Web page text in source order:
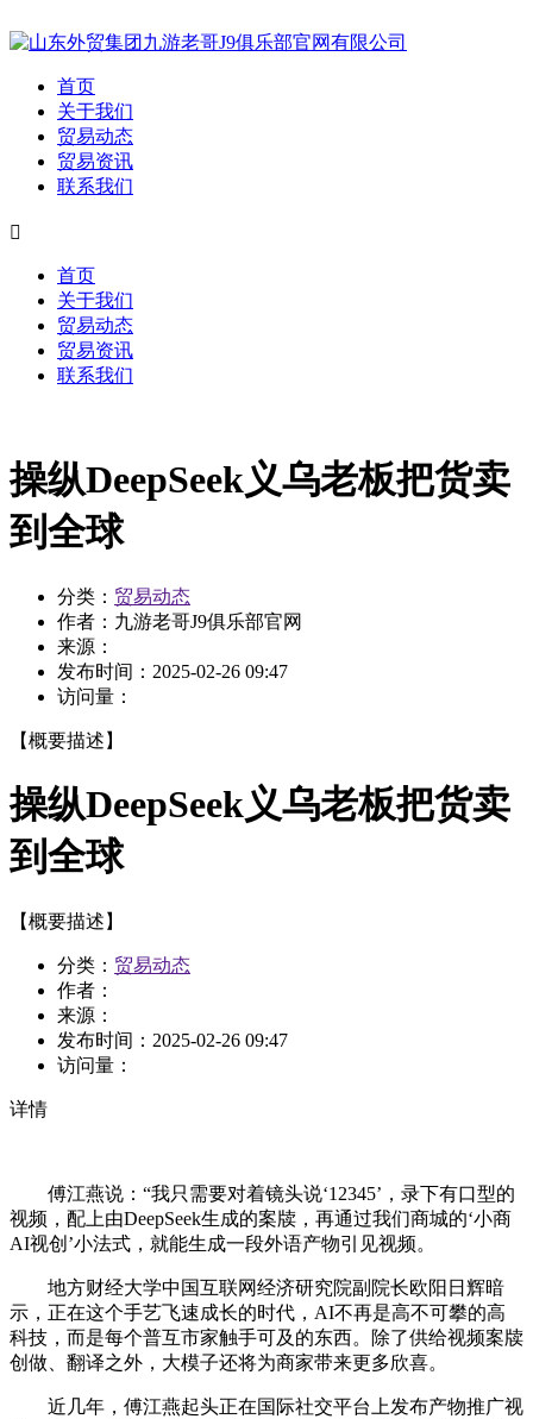
首页
关于我们
贸易动态
贸易资讯
联系我们

首页
关于我们
贸易动态
贸易资讯
联系我们
操纵DeepSeek义乌老板把货卖
到全球
分类： 贸易动态
作者： 九游老哥J9俱乐部官网
来源：
发布时间： 2025-02-26 09:47
访问量：
【概要描述】
操纵DeepSeek义乌老板把货卖
到全球
【概要描述】
分类： 贸易动态
作者：
来源：
发布时间： 2025-02-26 09:47
访问量：
详情
傅江燕说：“我只需要对着镜头说‘12345’，录下有口型的
视频，配上由DeepSeek生成的案牍，再通过我们商城的‘小商
AI视创’小法式，就能生成一段外语产物引见视频。
地方财经大学中国互联网经济研究院副院长欧阳日辉暗
示，正在这个手艺飞速成长的时代，AI不再是高不可攀的高
科技，而是每个普互市家触手可及的东西。除了供给视频案牍
创做、翻译之外，大模子还将为商家带来更多欣喜。
近几年，傅江燕起头正在国际社交平台上发布产物推广视